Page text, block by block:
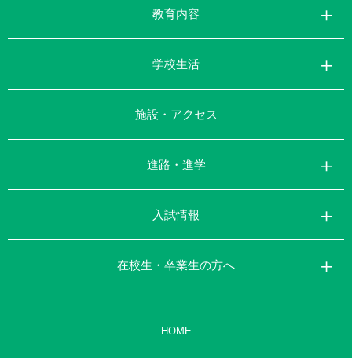
教育内容
学校生活
施設・アクセス
進路・進学
入試情報
在校生・卒業生の方へ
HOME